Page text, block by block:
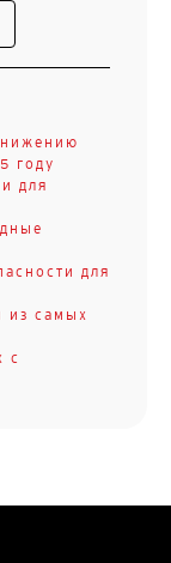
году
для
для
из самых
с